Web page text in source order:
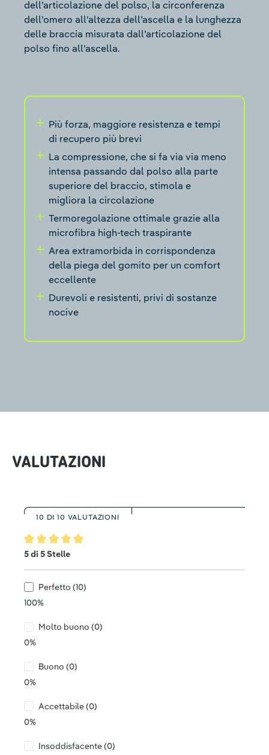
dell’articolazione del polso, la circonferenza
dell’omero all’altezza dell’ascella e la lunghezza
delle braccia misurata dall’articolazione del
polso fino all’ascella.
Più forza, maggiore resistenza e tempi
di recupero più brevi
La compressione, che si fa via via meno
intensa passando dal polso alla parte
superiore del braccio, stimola e
migliora la circolazione
Termoregolazione ottimale grazie alla
microfibra high-tech traspirante
Area extramorbida in corrispondenza
della piega del gomito per un comfort
eccellente
Durevoli e resistenti, privi di sostanze
nocive
VALUTAZIONI
10 DI 10 VALUTAZIONI
Valutazione media di 5 su 5 stelle
5 di 5 Stelle
Perfetto (10)
100%
Molto buono (0)
0%
Buono (0)
0%
Accettabile (0)
0%
Insoddisfacente (0)